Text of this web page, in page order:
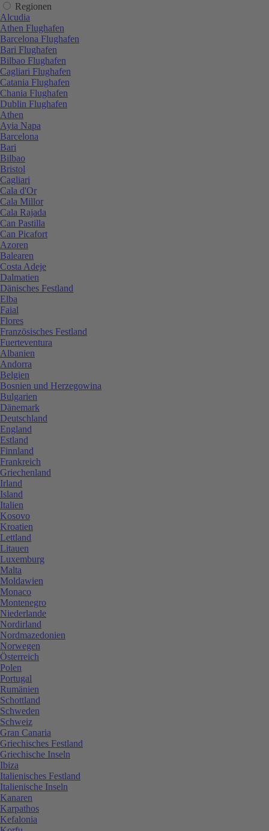
Regionen
Alcudia
Athen Flughafen
Barcelona Flughafen
Bari Flughafen
Bilbao Flughafen
Cagliari Flughafen
Catania Flughafen
Chania Flughafen
Dublin Flughafen
Athen
Ayia Napa
Barcelona
Bari
Bilbao
Bristol
Cagliari
Cala d'Or
Cala Millor
Cala Rajada
Can Pastilla
Can Picafort
Azoren
Balearen
Costa Adeje
Dalmatien
Dänisches Festland
Elba
Faial
Flores
Französisches Festland
Fuerteventura
Albanien
Andorra
Belgien
Bosnien und Herzegowina
Bulgarien
Dänemark
Deutschland
England
Estland
Finnland
Frankreich
Griechenland
Irland
Island
Italien
Kosovo
Kroatien
Lettland
Litauen
Luxemburg
Malta
Moldawien
Monaco
Montenegro
Niederlande
Nordirland
Nordmazedonien
Norwegen
Österreich
Polen
Portugal
Rumänien
Schottland
Schweden
Schweiz
Gran Canaria
Griechisches Festland
Griechische Inseln
Ibiza
Italienisches Festland
Italienische Inseln
Kanaren
Karpathos
Kefalonia